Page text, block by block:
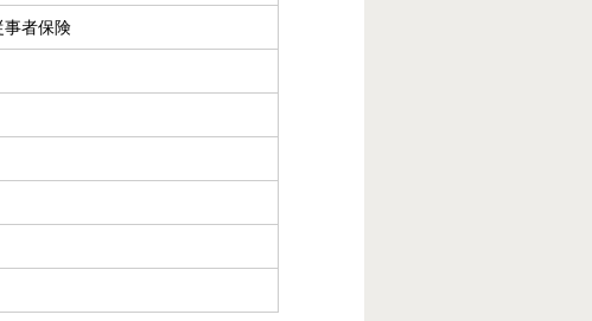
事者保険